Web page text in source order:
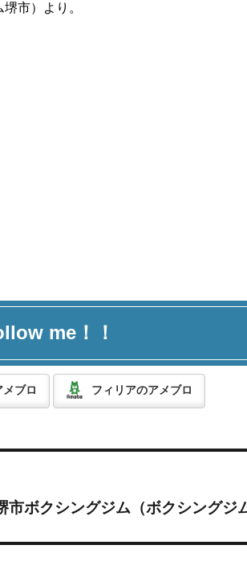
市）より。
me！！
ブロ フィリアのアメブロ
ボクシングジム（ボクシングジ